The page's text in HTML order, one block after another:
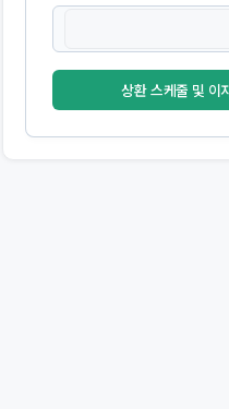
상환 스케줄 및 이